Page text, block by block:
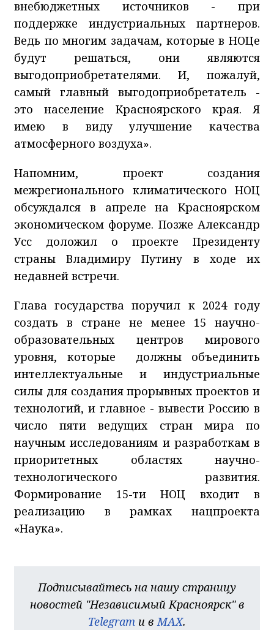
внебюджетных источников - при
поддержке индустриальных партнеров.
Ведь по многим задачам, которые в НОЦе
будут решаться, они являются
выгодоприобретателями. И, пожалуй,
самый главный выгодоприобретатель -
это население Красноярского края. Я
имею в виду улучшение качества
атмосферного воздуха».
Напомним, проект создания
межрегионального климатического НОЦ
обсуждался в апреле на Красноярском
экономическом форуме. Позже Александр
Усс доложил о проекте Президенту
страны Владимиру Путину в ходе их
недавней встречи.
Глава государства поручил к 2024 году
создать в стране не менее 15 научно-
образовательных центров мирового
уровня, которые должны объединить
интеллектуальные и индустриальные
силы для создания прорывных проектов и
технологий, и главное - вывести Россию в
число пяти ведущих стран мира по
научным исследованиям и разработкам в
приоритетных областях научно-
технологического развития.
Формирование 15-ти НОЦ входит в
реализацию в рамках нацпроекта
«Наука».
Подписывайтесь на нашу страницу
новостей "Независимый Красноярск" в
Telegram и вMAX.